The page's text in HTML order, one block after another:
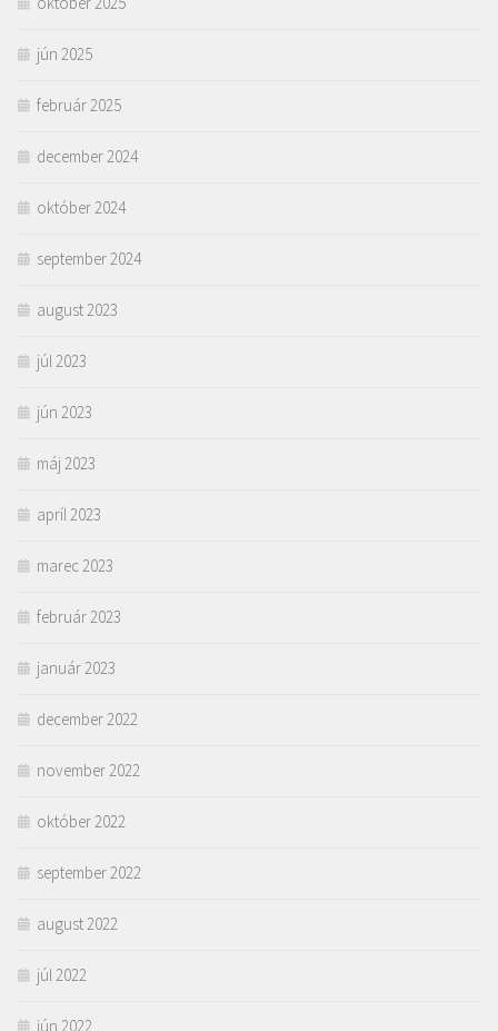
jún 2025
február 2025
december 2024
október 2024
september 2024
august 2023
júl 2023
jún 2023
máj 2023
apríl 2023
marec 2023
február 2023
január 2023
december 2022
november 2022
október 2022
september 2022
august 2022
júl 2022
jún 2022